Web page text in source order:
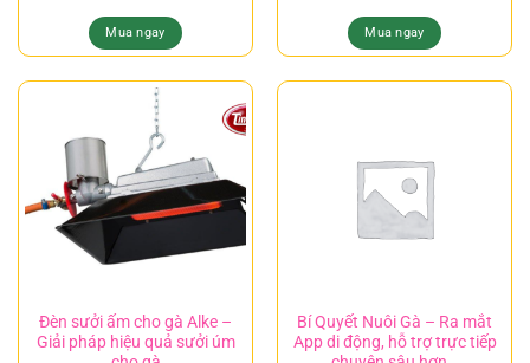
Mua ngay Mua ngay
Đèn sưởi ấm cho gà Alke –
Giải pháp hiệu quả sưởi úm
Bí Quyết Nuôi Gà – Ra mắt
App di động, hỗ trợ trực tiếp